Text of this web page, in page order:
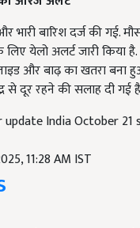
भारी बारिश दर्ज की गई.
येलो अलर्ट जारी किया है.
और बाढ़ का खतरा बना
से दूर रहने की सलाह दी गई
update India October
11:28 AM IST